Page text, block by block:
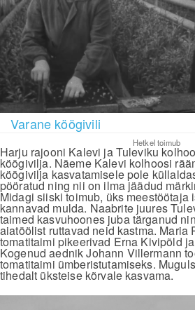
Varane köögivili
Hetkel toimub
Harju rajooni Kalevi ja Tuleviku
köögivilja. Näeme Kalevi kolhoosi
köögivilja kasvatamisele pole
pööratud ning nii on ilma jäädud
Midagi siiski toimub, üks meestöötaja
kannavad mulda. Naabrite juures
taimed kasvuhoones juba tärganud
aiatöölist ruttavad neid kastma. Maria
tomatitaimi pikeerivad Erna Kivipõld
Kogenud aednik Johann Villermann
tomatitaimi ümberistutamiseks.
tihedalt üksteise kõrvale kasvama.